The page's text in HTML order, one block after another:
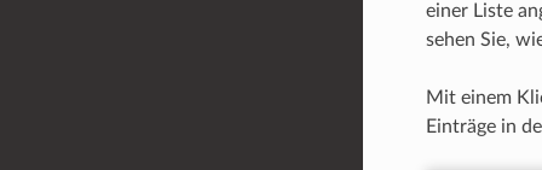
einer Liste
sehen Sie,
Mit einem
Einträge in